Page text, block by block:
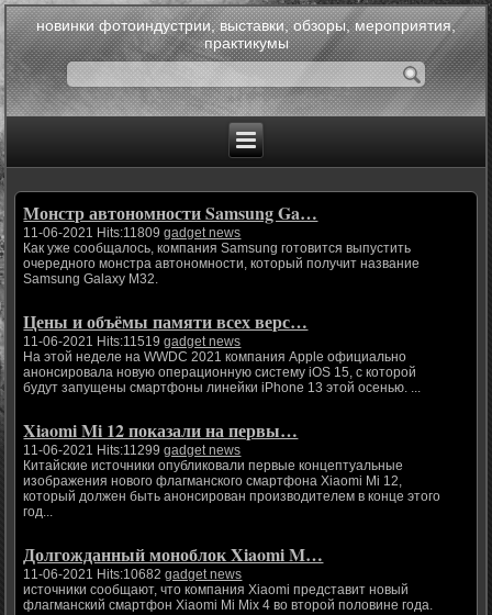
новинки фотоиндустрии, выставки, обзоры, мероприятия,
практикумы
Монстр автономности Samsung Ga…
11-06-2021 Hits:11809gadget news
Как уже сообщалось, компания Samsung готовится выпустить
очередного монстра автономности, который получит название
Samsung Galaxy M32.
Цены и объёмы памяти всех верс…
11-06-2021 Hits:11519gadget news
На этой неделе на WWDC 2021 компания Apple официально
анонсировала новую операционную систему iOS 15, с которой
будут запущены смартфоны линейки iPhone 13 этой осенью. ...
Xiaomi Mi 12 показали на первы…
11-06-2021 Hits:11299gadget news
Китайские источники опубликовали первые концептуальные
изображения нового флагманского смартфона Xiaomi Mi 12,
который должен быть анонсирован производителем в конце этого
год...
Долгожданный моноблок Xiaomi M…
11-06-2021 Hits:10682gadget news
источники сообщают, что компания Xiaomi представит новый
флагманский смартфон Xiaomi Mi Mix 4 во второй половине года.